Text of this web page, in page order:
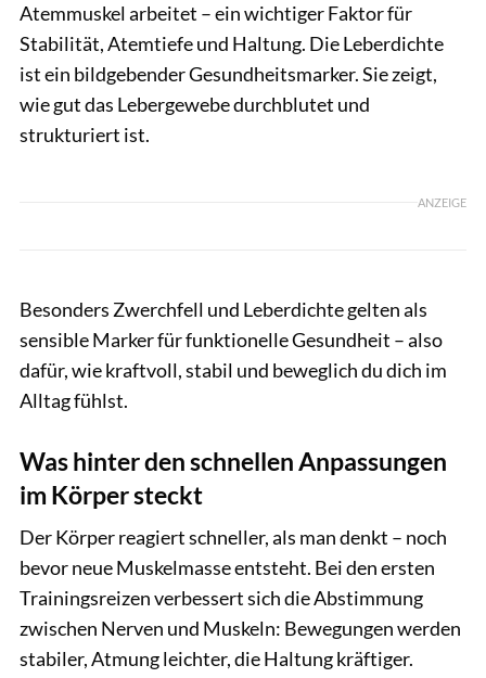
Atemmuskel arbeitet – ein wichtiger Faktor für
Stabilität, Atemtiefe und Haltung. Die Leberdichte
ist ein bildgebender Gesundheitsmarker. Sie zeigt,
wie gut das Lebergewebe durchblutet und
strukturiert ist.
ANZEIGE
Besonders Zwerchfell und Leberdichte gelten als
sensible Marker für funktionelle Gesundheit – also
dafür, wie kraftvoll, stabil und beweglich du dich im
Alltag fühlst.
Was hinter den schnellen Anpassungen
im Körper steckt
Der Körper reagiert schneller, als man denkt – noch
bevor neue Muskelmasse entsteht. Bei den ersten
Trainingsreizen verbessert sich die Abstimmung
zwischen Nerven und Muskeln: Bewegungen werden
stabiler, Atmung leichter, die Haltung kräftiger.